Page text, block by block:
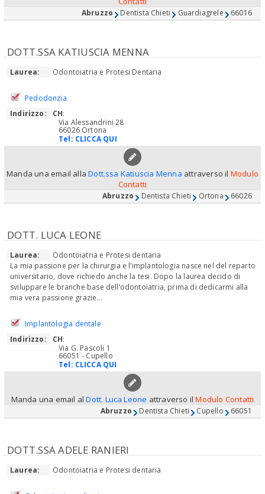
Abruzzo Dentista Chieti Guardiagrele 66016
DOTT.SSA KATIUSCIA MENNA
Laurea: Odontoiatria e Protesi Dentaria
Pedodonzia
Indirizzo:
CH:
Via Alessandrini 28
66026 Ortona
Tel: CLICCA QUI
Manda una email allaDott.ssa Katiuscia Menna attraverso il Modulo
Contatti
Abruzzo Dentista Chieti Ortona 66026
DOTT. LUCA LEONE
Laurea:
Odontoiatria e Protesi dentaria
La mia passione per la chirurgia e l’implantologia nasce nel del reparto
universitario, dove richiedo anche la tesi. Dopo la laurea decido di
sviluppare le branche base dell’odontoiatria, prima di dedicarmi alla
mia vera passione grazie...
Implantologia dentale
Indirizzo:
CH:
Via G. Pascoli 1
66051 - Cupello
Tel: CLICCA QUI
Manda una email alDott. Luca Leone attraverso ilModulo Contatti
Abruzzo Dentista Chieti Cupello 66051
DOTT.SSA ADELE RANIERI
Laurea: Odontoiatria e Protesi dentaria